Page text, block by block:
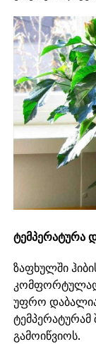
ტემპერატურა
ზაფხულში
კომფორტულად
უფრო
გამოიწვიოს.